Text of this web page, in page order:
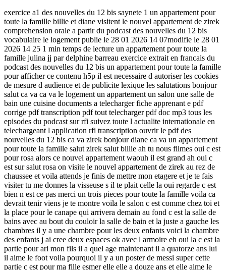
exercice a1 des nouvelles du 12 bis saynete 1 un appartement pour
toute la famille billie et diane visitent le nouvel appartement de zirek
comprehension orale a partir du podcast des nouvelles du 12 bis
vocabulaire le logement publie le 28 01 2026 14 07modifie le 28 01
2026 14 25 1 min temps de lecture un appartement pour toute la
famille julina jj par delphine barreau exercice extrait en francais du
podcast des nouvelles du 12 bis un appartement pour toute la famille
pour afficher ce contenu h5p il est necessaire d autoriser les cookies
de mesure d audience et de publicite lexique les salutations bonjour
salut ca va ca va le logement un appartement un salon une salle de
bain une cuisine documents a telecharger fiche apprenant e pdf
corrige pdf transcription pdf tout telecharger pdf doc mp3 tous les
episodes du podcast sur rfi suivez toute l actualite internationale en
telechargeant l application rfi transcription ouvrir le pdf des
nouvelles du 12 bis ca va zirek bonjour diane ca va un appartement
pour toute la famille salut zirek salut billie ah tu nous filmes oui c est
pour rosa alors ce nouvel appartement waouh il est grand ah oui c
est sur salut rosa on visite le nouvel appartement de zirek au rez de
chaussee et voila attends je finis de mettre mon etagere et je te fais
visiter tu me donnes la visseuse s il te plait celle la oui regarde c est
bien n est ce pas merci un trois pieces pour toute la famille voila ca
devrait tenir viens je te montre voila le salon c est comme chez toi et
la place pour le canape qui arrivera demain au fond c est la salle de
bains avec au bout du couloir la salle de bain et la juste a gauche les
chambres il y a une chambre pour les deux enfants voici la chambre
des enfants j ai cree deux espaces ok avec l armoire eh oui la c est la
partie pour ari mon fils il a quel age maintenant il a quatorze ans lui
il aime le foot voila pourquoi il y a un poster de messi super cette
partie c est pour ma fille esmer elle elle a douze ans et elle aime le